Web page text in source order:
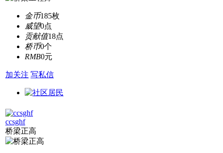
金币185枚
威望0点
贡献值18点
桥币0个
RMB0元
加关注 写私信
ccsghf
桥梁正高